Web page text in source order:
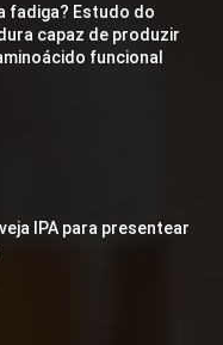
fadiga? Estudo do
capaz de produzir
funcional
IPA para presentear